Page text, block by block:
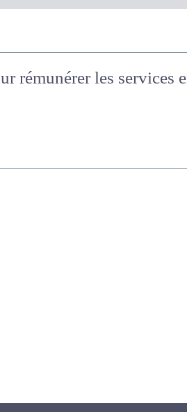
rémunérer les services
Rennais